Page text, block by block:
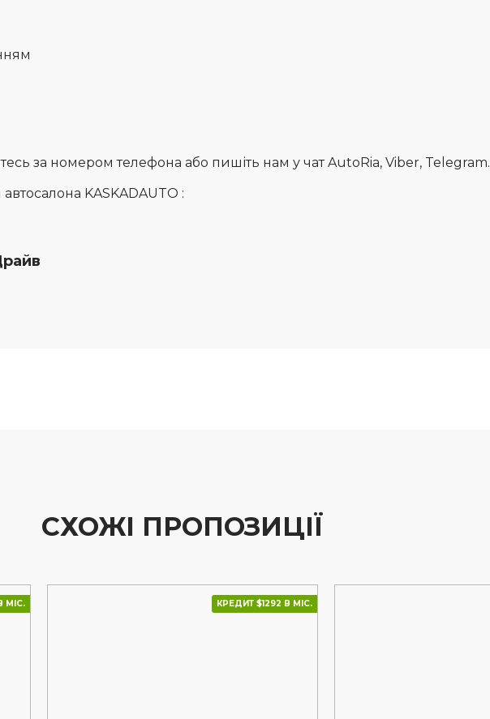
за номером телефона або пишіть нам у чат AutoRia, Viber, Telegram.
KASKADAUTO :
СХОЖІ ПРОПОЗИЦІЇ
МІС. КРЕДИТ $1292 В МІС.